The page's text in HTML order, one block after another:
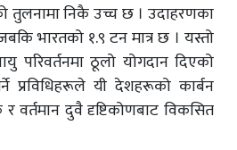
तुलनामा निकै उच्च छ । उदाहरणका
भारतको १.९ टन मात्र छ । यस्तो
ठूलो योगदान दिएको
प्रविधिहरूले यी देशहरूको कार्बन
वर्तमान दुवै दृष्टिकोणबाट विकसित